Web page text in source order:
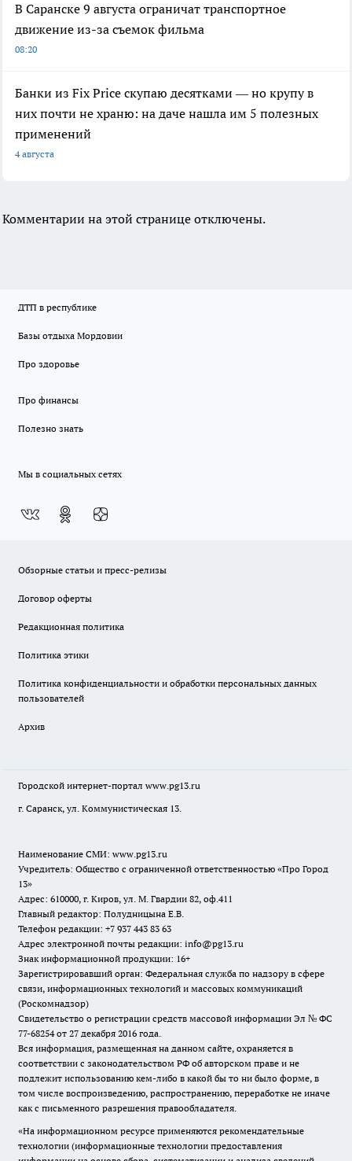
В Саранске 9 августа ограничат транспортное
движение из-за съемок фильма
08:20
Банки из Fix Price скупаю десятками — но крупу в
них почти не храню: на даче нашла им 5 полезных
применений
4 августа
Комментарии на этой странице отключены.
ДТП в республике
Базы отдыха Мордовии
Про здоровье
Про финансы
Полезно знать
Мы в социальных сетях
Обзорные статьи и пресс-релизы
Договор оферты
Редакционная политика
Политика этики
Политика конфиденциальности и обработки персональных данных
пользователей
Архив
Городской интернет-портал www.pg13.ru
г. Саранск, ул. Коммунистическая 13.
Наименование СМИ: www.pg13.ru
Учредитель: Общество с ограниченной ответственностью «Про Город
13»
Адрес: 610000, г. Киров, ул. М. Гвардии 82, оф.411
Главный редактор: Полудницына Е.В.
Телефон редакции: +7 937 443 83 63
Адрес электронной почты редакции: info@pg13.ru
Знак информационной продукции: 16+
Зарегистрировавший орган: Федеральная служба по надзору в сфере
связи, информационных технологий и массовых коммуникаций
(Роскомнадзор)
Свидетельство о регистрации средств массовой информации Эл № ФС
77-68254 от 27 декабря 2016 года.
Вся информация, размещенная на данном сайте, охраняется в
соответствии с законодательством РФ об авторском праве и не
подлежит использованию кем-либо в какой бы то ни было форме, в
том числе воспроизведению, распространению, переработке не иначе
как с письменного разрешения правообладателя.
«На информационном ресурсе применяются рекомендательные
технологии (информационные технологии предоставления